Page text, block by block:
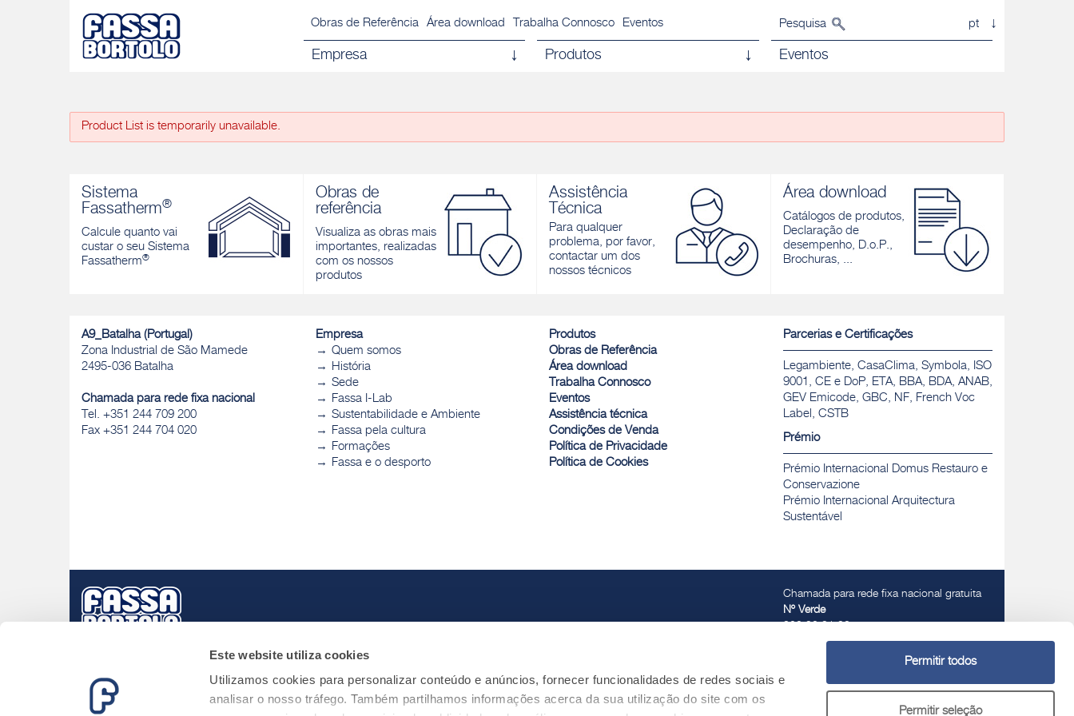
Este website utiliza cookies
Utilizamos cookies para personalizar conteúdo e anúncios, fornecer funcionalidades de redes sociais e
analisar o nosso tráfego. Também partilhamos informações acerca da sua utilização do site com os
Permitir todos
Permitir seleção
Obras de Referência Área download Trabalha Connosco Eventos Pesquisa pt
Empresa Produtos Eventos
Product List is temporarily unavailable.
Sistema
Fassatherm®
Calcule quanto vai
custar o seu Sistema
Fassatherm®
Obras de
referência
Visualiza as obras mais
importantes, realizadas
com os nossos
produtos
Assistência
Técnica
Para qualquer
problema, por favor,
contactar um dos
nossos técnicos
Área download
Catálogos de produtos,
Declaração de
desempenho, D.o.P.,
Brochuras, ...
A9_Batalha (Portugal)
Zona Industrial de São Mamede
2495-036 Batalha
Chamada para rede fixa nacional
Tel. +351 244 709 200
Fax +351 244 704 020
Empresa
Quem somos
História
Sede
Fassa I-Lab
Sustentabilidade e Ambiente
Fassa pela cultura
Formações
Fassa e o desporto
Produtos
Obras de Referência
Área download
Trabalha Connosco
Eventos
Assistência técnica
Condições de Venda
Política de Privacidade
Política de Cookies
Parcerias e Certificações
Legambiente, CasaClima, Symbola, ISO
9001, CE e DoP, ETA, BBA, BDA, ANAB,
GEV Emicode, GBC, NF, French Voc
Label, CSTB
Prémio
Prémio Internacional Domus Restauro e
Conservazione
Prémio Internacional Arquitectura
Sustentável
Chamada para rede fixa nacional gratuita
Nº Verde